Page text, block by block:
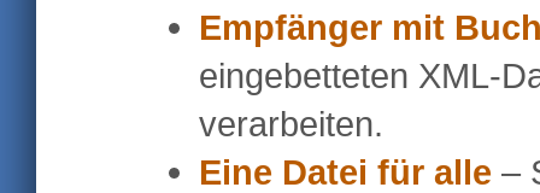
Empfänger mit
eingebetteten XML-
verarbeiten.
Eine Datei für alle –